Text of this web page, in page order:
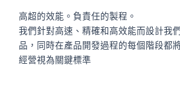
高超的效能。負責任的製程。
我們針對高速、精確和高效能而設計我
品，同時在產品開發過程的每個階段都
經營視為關鍵標準